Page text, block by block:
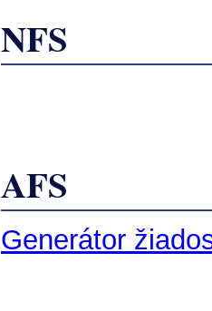
NFS
AFS
Generátor